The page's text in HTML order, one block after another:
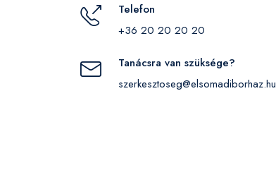
Telefon
+36 20 20 20 20
Tanácsra van szüksége?
szerkesztoseg@elsomadiborhaz.hu